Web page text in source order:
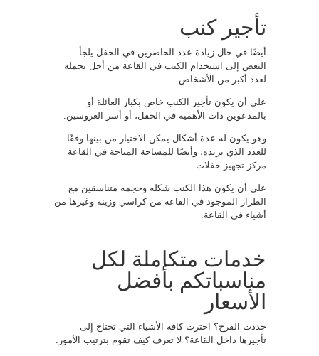
تأجير كنب
أيضًا في حال زيادة عدد الحاضرين في الحفل يلجأ
البعض إلى استخدام الكنب في القاعة من أجل تحمله
لعدد أكبر من الأشخاص.
على أن يكون تأجير الكنب خاص بكبار العائلة أو
بالمدعوين ذات الأهمية في الحفل، أو أسر العروسين.
وهو يكون له عدة أشكال يمكن الاختيار من بينها وفقًا
للعدد الذي تريده، وأيضًا للمساحة المتاحة في القاعة
مركز تجهيز حفلات
على أن يكون هذا الكنب شكله وحجمه متناسقين مع
الطراز الموجود في القاعة من كراسي وزينة وغيرها من
أشياء في القاعة.
خدمات متكاملة لكل
مناسباتكم بأفضل
الأسعار
حددت الفرح؟ اخترت كافة الأشياء التي تحتاج إلى
تأجيرها داخل القاعة؟ لا تعرف كيف تقوم بترتيب الأمور.